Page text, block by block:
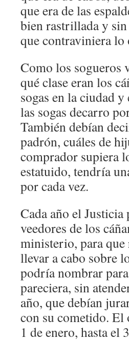
que era de las
bien rastrillada y
que contraviniera lo
Como los sogueros
qué clase eran los
sogas en la ciudad
las sogas decarro
También debían
padrón, cuáles de
comprador supiera
estatuido, tendría
por cada vez.
Cada año el
veedores de los
ministerio, para que
llevar a cabo sobre
podría nombrar
pareciera, sin
año, que debían
con su cometido. El
1 de enero, hasta el